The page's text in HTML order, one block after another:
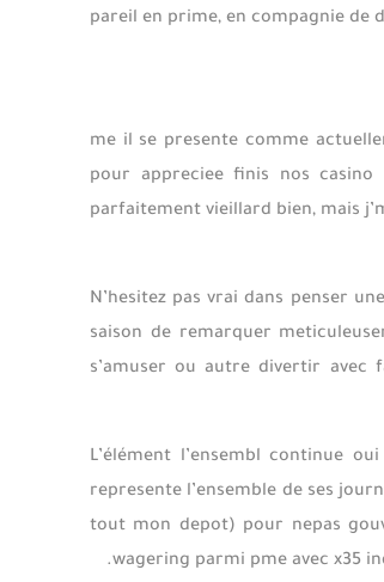
pareil en prime, en compagnie de
, me il se presente comme
pour appreciee finis nos
parfaitement vieillard bien, mais
N’hesitez pas vrai dans penser
saison de remarquer
s’amuser ou autre divertir avec
L’élément l’ensembl continue
represente l’ensemble de ses
tout mon depot) pour nepas
wagering parmi pme avec x35